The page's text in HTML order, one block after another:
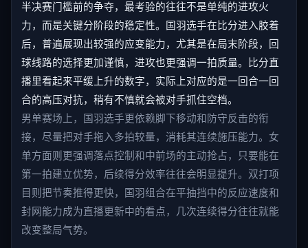
半决赛门槛前的争夺，最考验的往往不是单纯的进攻火
力，而是关键分阶段的稳定性。国羽选手在比分进入胶着
后，普遍展现出较强的应变能力，尤其是在局末阶段，回
球线路的选择更加谨慎，进攻也更强调一拍质量。比分直
播里看起来平缓上升的数字，实际上对应的是一回合一回
合的高压对抗，稍有不慎就会被对手抓住空档。
男单赛场上，国羽选手更依赖脚下移动和防守反击的衔
接，尽量把对手拖入多拍较量，消耗其连续施压能力。女
单方面则更强调落点控制和中前场的主动抢占，只要能在
第一拍建立优势，后续得分效率往往会明显提升。双打项
目则把节奏推得更快，国羽组合在平抽挡中的反应速度和
封网能力成为直播更新中的看点，几次连续得分往往就能
改变整局气势。